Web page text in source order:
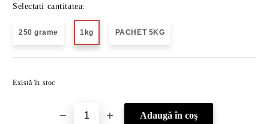
Selectati cantitatea:
250 grame 1kg PACHET 5KG
Există în stoc